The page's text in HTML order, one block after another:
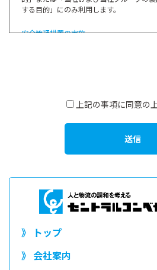
する目的」にのみ利用します。
安全管理措置の実施
●事前にお客さまの了解を得た場
●法的義務にもとづくなどの正当
当社は、個人情報の保護に関する法令そ
上記の事項に同意の
》 トップ
》 会社案内